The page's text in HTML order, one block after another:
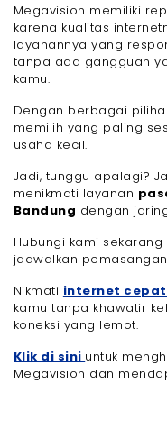
Megavision memiliki
karena kualitas
layanannya yang
tanpa ada gangguan
kamu.
Dengan berbagai
memilih yang paling
usaha kecil.
Jadi, tunggu apalagi?
menikmati layanan
Bandung dengan
Hubungi kami
jadwalkan
Nikmati internet
kamu tanpa khawatir
koneksi yang lemot.
Klik di sini untuk
Megavision dan